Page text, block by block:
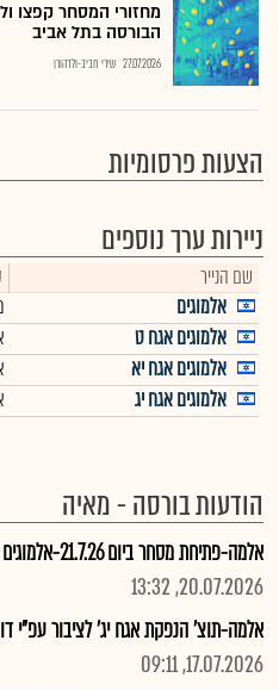
מחזורי המסחר קפצו
הבורסה בתל אביב
27.07.2026 שירי חביב-ולדהורן
הצעות פרסומיות
ניירות ערך נוספים
שם הנייר
אלמוגים
אלמוגים אגח ט
אלמוגים אגח יא
אלמוגים אגח יג
הודעות בורסה - מאיה
אלמה-פתיחת מסחר ביום 21.7.26-אלמוגים אגח יג
20.07.2026, 13:32
אלמה-תוצ' הנפקת אגח יג' לציבור עפ"י דוח
17.07.2026, 09:11